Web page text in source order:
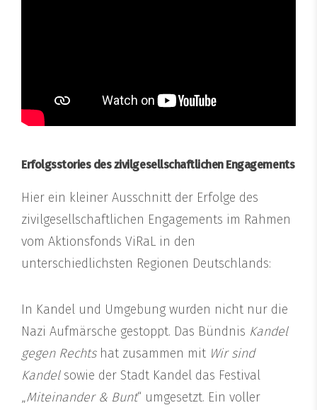
Erfolgsstories des zivilgesellschaftlichen Engagements
Hier ein kleiner Ausschnitt der Erfolge des
zivilgesellschaftlichen Engagements im Rahmen
vom Aktionsfonds ViRaL in den
unterschiedlichsten Regionen Deutschlands:
In Kandel und Umgebung wurden nicht nur die
Nazi Aufmärsche gestoppt. Das Bündnis Kandel
gegen Rechtshat zusammen mit Wir sind
Kandelsowie der Stadt Kandel das Festival
„Miteinander & Bunt“ umgesetzt. Ein voller